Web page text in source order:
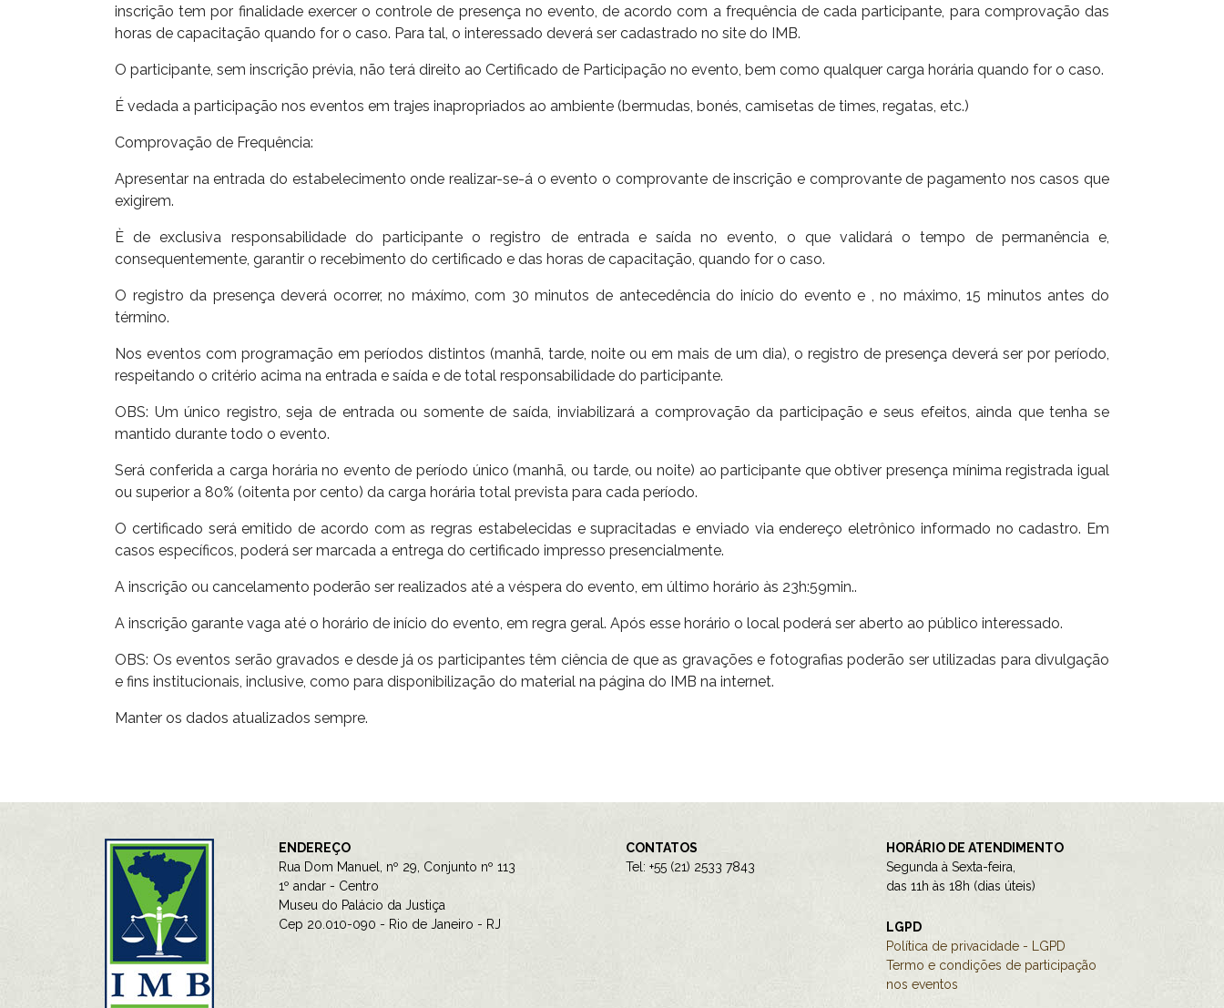
inscrição tem por finalidade exercer o controle de presença no evento, de acordo com a frequência de cada participante, para comprovação das
horas de capacitação quando for o caso. Para tal, o interessado deverá ser cadastrado no site do IMB.
O participante, sem inscrição prévia, não terá direito ao Certificado de Participação no evento, bem como qualquer carga horária quando for o caso.
É vedada a participação nos eventos em trajes inapropriados ao ambiente (bermudas, bonés, camisetas de times, regatas, etc.)
Comprovação de Frequência:
Apresentar na entrada do estabelecimento onde realizar-se-á o evento o comprovante de inscrição e comprovante de pagamento nos casos que
exigirem.
È de exclusiva responsabilidade do participante o registro de entrada e saída no evento, o que validará o tempo de permanência e,
consequentemente, garantir o recebimento do certificado e das horas de capacitação, quando for o caso.
O registro da presença deverá ocorrer, no máxímo, com 30 minutos de antecedência do início do evento e , no máximo, 15 minutos antes do
término.
Nos eventos com programação em períodos distintos (manhã, tarde, noite ou em mais de um dia), o registro de presença deverá ser por período,
respeitando o critério acima na entrada e saída e de total responsabilidade do participante.
OBS: Um único registro, seja de entrada ou somente de saída, inviabilizará a comprovação da participação e seus efeitos, ainda que tenha se
mantido durante todo o evento.
Será conferida a carga horária no evento de período único (manhã, ou tarde, ou noite) ao participante que obtiver presença mínima registrada igual
ou superior a 80% (oitenta por cento) da carga horária total prevista para cada período.
O certificado será emitido de acordo com as regras estabelecidas e supracitadas e enviado via endereço eletrônico informado no cadastro. Em
casos específicos, poderá ser marcada a entrega do certificado impresso presencialmente.
A inscrição ou cancelamento poderão ser realizados até a véspera do evento, em último horário às 23h:59min..
A inscrição garante vaga até o horário de início do evento, em regra geral. Após esse horário o local poderá ser aberto ao público interessado.
OBS: Os eventos serão gravados e desde já os participantes têm ciência de que as gravações e fotografias poderão ser utilizadas para divulgação
e fins institucionais, inclusive, como para disponibilização do material na página do IMB na internet.
Manter os dados atualizados sempre.
ENDEREÇO
Rua Dom Manuel, nº 29, Conjunto nº 113
1º andar - Centro
Museu do Palácio da Justiça
Cep 20.010-090 - Rio de Janeiro - RJ
CONTATOS
Tel: +55 (21) 2533 7843
HORÁRIO DE ATENDIMENTO
Segunda à Sexta-feira,
das 11h às 18h (dias úteis)
LGPD
Política de privacidade - LGPD
Termo e condições de participação
nos eventos